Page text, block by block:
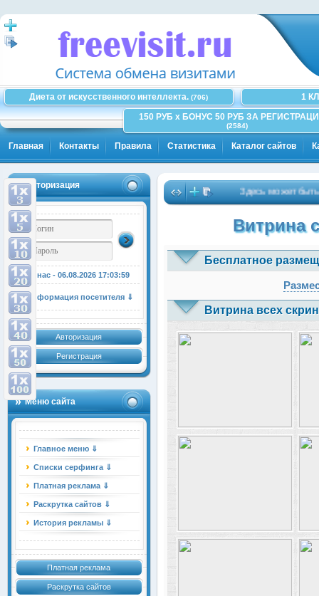
Диета от искусственного интеллекта. (706)
1
150 РУБ x БОНУС 50 РУБ ЗА
(2584)
Главная Контакты Правила Статистика Каталог сайтов
Авторизация
У нас - 06.08.2026 17:03:59
Информация посетителя ⇓
Авторизация
Регистрация
Меню сайта
Главное меню ⇓
Списки серфинга ⇓
Платная реклама ⇓
Раскрутка сайтов ⇓
История рекламы ⇓
Платная реклама
Раскрутка сайтов
Здесь может быть
Витрина
Бесплатное
Витрина всех